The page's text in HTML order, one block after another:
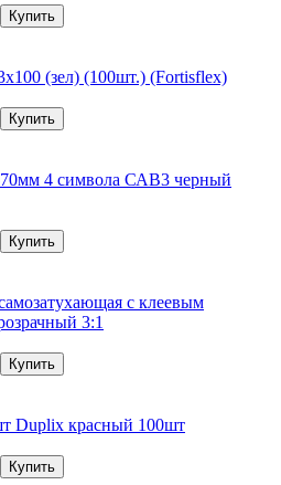
(зел) (100шт.) (Fortisflex)
4 символа САВ3 черный
c клеевым
3:1
Duplix красный 100шт